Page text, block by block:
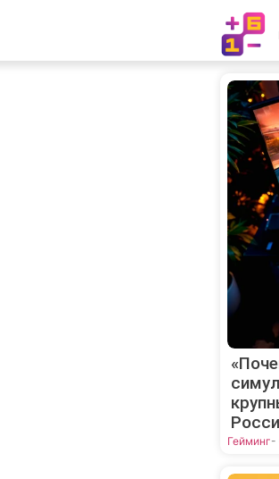
Гейминг-